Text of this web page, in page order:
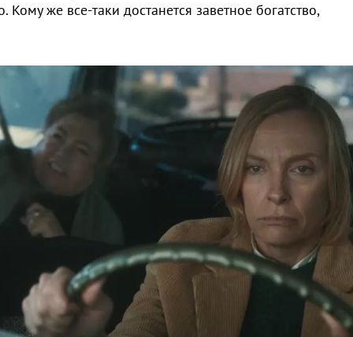
же все-таки достанется заветное богатство,